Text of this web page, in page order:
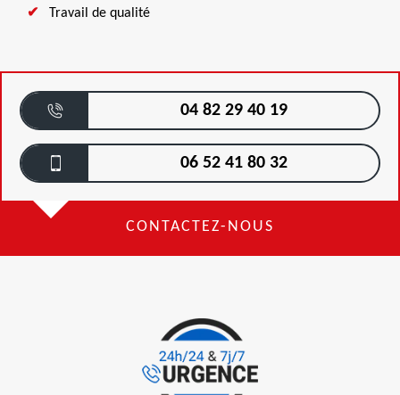
Travail de qualité
04 82 29 40 19
06 52 41 80 32
CONTACTEZ-NOUS